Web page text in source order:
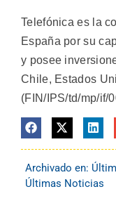
Telefónica es la
España por su
y posee
Chile, Estados
(FIN/IPS/td/mp/if/
Archivado en:
Últimas Noticias